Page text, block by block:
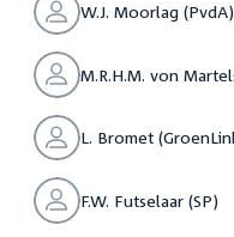
W.J. Moorlag (PvdA)
M.R.H.M. von
L. Bromet
F.W. Futselaar (SP)